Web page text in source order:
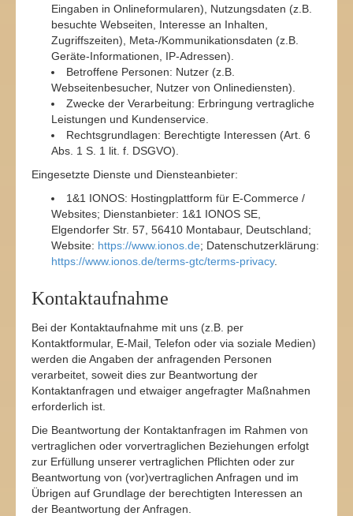
Eingaben in Onlineformularen), Nutzungsdaten (z.B.
besuchte Webseiten, Interesse an Inhalten,
Zugriffszeiten), Meta-/Kommunikationsdaten (z.B.
Geräte-Informationen, IP-Adressen).
Betroffene Personen: Nutzer (z.B.
Webseitenbesucher, Nutzer von Onlinediensten).
Zwecke der Verarbeitung: Erbringung vertragliche
Leistungen und Kundenservice.
Rechtsgrundlagen: Berechtigte Interessen (Art. 6
Abs. 1 S. 1 lit. f. DSGVO).
Eingesetzte Dienste und Diensteanbieter:
1&1 IONOS: Hostingplattform für E-Commerce /
Websites; Dienstanbieter: 1&1 IONOS SE,
Elgendorfer Str. 57, 56410 Montabaur, Deutschland;
Website: https://www.ionos.de; Datenschutzerklärung:
https://www.ionos.de/terms-gtc/terms-privacy.
Kontaktaufnahme
Bei der Kontaktaufnahme mit uns (z.B. per
Kontaktformular, E-Mail, Telefon oder via soziale Medien)
werden die Angaben der anfragenden Personen
verarbeitet, soweit dies zur Beantwortung der
Kontaktanfragen und etwaiger angefragter Maßnahmen
erforderlich ist.
Die Beantwortung der Kontaktanfragen im Rahmen von
vertraglichen oder vorvertraglichen Beziehungen erfolgt
zur Erfüllung unserer vertraglichen Pflichten oder zur
Beantwortung von (vor)vertraglichen Anfragen und im
Übrigen auf Grundlage der berechtigten Interessen an
der Beantwortung der Anfragen.